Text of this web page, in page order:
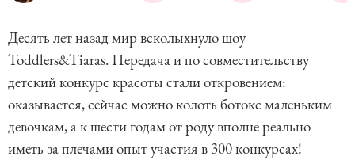
Десять лет назад мир всколыхнуло шоу
Toddlers&Tiaras. Передача и по совместительству
детский конкурс красоты стали откровением:
оказывается, сейчас можно колоть ботокс маленьким
девочкам, а к шести годам от роду вполне реально
иметь за плечами опыт участия в 300 конкурсах!